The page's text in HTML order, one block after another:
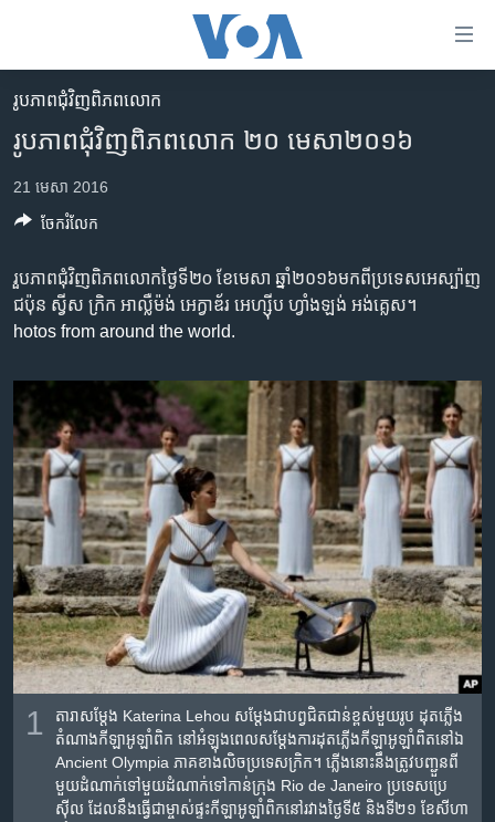
គេហទំព័រ​
រំលង​
និង​
ព័ត៌មាន​​
តែ​
ម្តង
ចូល​
ទៅ​
ទំព័រ​
រចនា
សម្ព័ន្ធ​
រំលង​
និង​
ចូល​
ទៅ​
កាន់​
ទំព័រ​
ស្វែង​
កម្ពុជា
អន្តរជាតិ
អាមេរិក
ហេឡូវីអូអេ
កម្ពុជាច្នៃប្រតិដ្ឋ
ទូរទស្សន៍ / វីដេអូ​
វិទ្យុ / ផតខាសថ៍
កម្មវិធីទាំងអស់
Khmer English
បណ្តាញ​សង្គម
ភាសា
រូបភាព​ជុំ​វិញ​ពិភពលោក
​រូបភាព​ជុំវិញ​ពិភពលោក ២០ មេសា​២០១៦
21 មេសា 2016
រួបភាព​ជុំវិញ​ពិភពលោកថ្ងៃទី២o ខែ​មេសា ឆ្នាំ​២០១៦​មក​ពី​ប្រទេស​អេស្ប៉ាញ
ជប៉ុន ស្វីស ក្រិក អាល្លឺម៉ង់ អេក្វាឌ័រ អេហ្ស៊ីប ហ្វាំងឡង់ អង់គ្លេស។
hotos from around the world.
1
តារា​សម្តែង​ Katerina Lehou ​សម្តែង​ជា​បព្វជិត​ជាន់​ខ្ពស់​មួយ​រូប ដុត​ភ្លើង​
តំណាង​កីឡា​អូឡាំពិក នៅ​អំឡុងពេល​សម្តែង​ការ​ដុត​ភ្លើង​កីឡាអូឡាំពិត​នៅ​ឯ
Ancient Olympia ភាគ​ខាង​លិច​ប្រទេស​ក្រិក។ ភ្លើង​នោះ​នឹង​ត្រូវ​បញ្ជួន​ពី​
មួយដំណាក់ទៅ​មួយ​ដំណាក់​ទៅ​កាន់​ក្រុង Rio de Janeiro ប្រទេស​ប្រេ
ស៊ីល ដែល​នឹង​ធ្វើជា​ម្ចាស់​ផ្ទះ​កីឡាអូឡាំពិក​នៅ​រវាង​ថ្ងៃទី៥ និងទី២១ ខែ​សីហា
ចែករំលែក